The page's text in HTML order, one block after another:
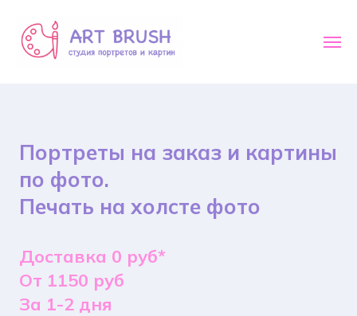
Портреты на заказ и картины
по фото.
Печать на холсте фото
Доставка 0 руб*
От 1150 руб
За 1-2 дня